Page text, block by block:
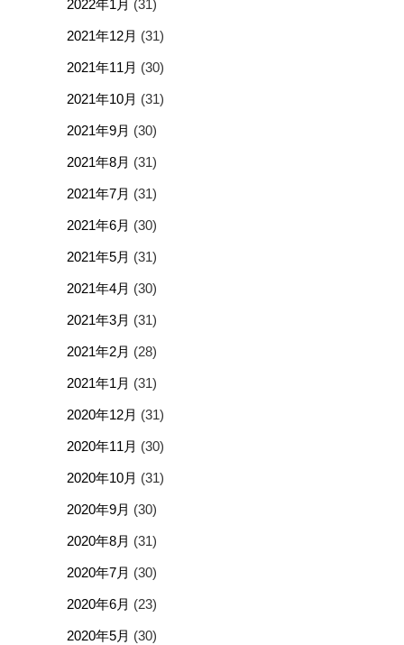
2022年1月 (31)
2021年12月 (31)
2021年11月 (30)
2021年10月 (31)
2021年9月 (30)
2021年8月 (31)
2021年7月 (31)
2021年6月 (30)
2021年5月 (31)
2021年4月 (30)
2021年3月 (31)
2021年2月 (28)
2021年1月 (31)
2020年12月 (31)
2020年11月 (30)
2020年10月 (31)
2020年9月 (30)
2020年8月 (31)
2020年7月 (30)
2020年6月 (23)
2020年5月 (30)